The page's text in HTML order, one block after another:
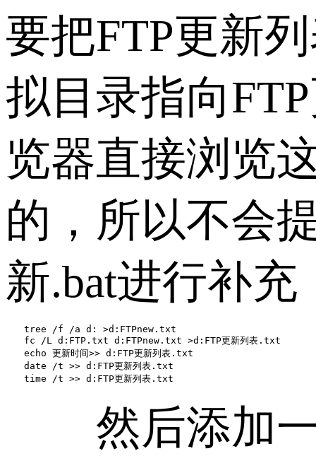
要把FTP更新
拟目录指向
览器直接浏览
的，所以不会
新.bat进行补
tree /f /a d: >d:FTPnew.txt
fc /L d:FTP.txt d:FTPnew.txt >d:FTP更新列表.txt
echo 更新时间>> d:FTP更新列表.txt
date /t >> d:FTP更新列表.txt
time /t >> d:FTP更新列表.txt
然后添加一